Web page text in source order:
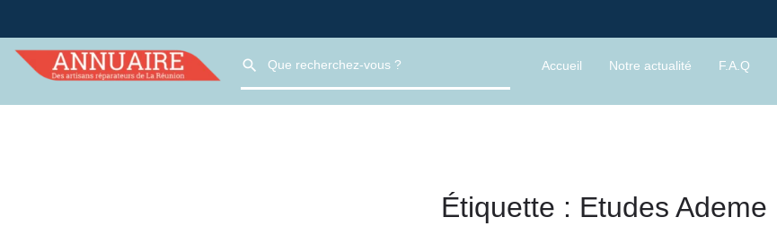
Accueil Notre actualité F.A.Q
Étiquette : Etudes Ademe